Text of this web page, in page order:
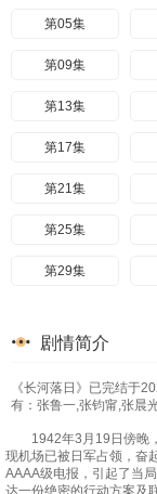
第05集
第09集
第13集
第17集
第21集
第25集
第29集
第37集
第41集
剧情简介
《长河落日》已完结于
有：张鲁一,张钧甯,张晨
1942年3月19日傍晚，
现机场已被日军占领，奋
AAAA级电报，引起了当
达一份绝密的行动方案及